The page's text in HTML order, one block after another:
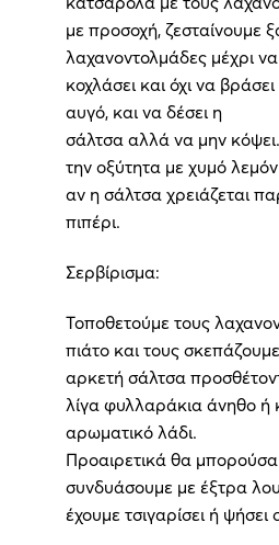
με προσοχή, ζεσταίνουμε
λαχανοντολμάδες μέχρι να
κοχλάσει και όχι να
αυγό, και να δέσει η
σάλτσα αλλά να μην
την οξύτητα με χυμό
αν η σάλτσα χρειάζεται
πιπέρι.
Σερβίρισμα:
Τοποθετούμε τους
πιάτο και τους
αρκετή σάλτσα
λίγα φυλλαράκια άνηθο ή
αρωματικό λάδι.
Προαιρετικά θα
συνδυάσουμε με έξτρα
έχουμε τσιγαρίσει ή ψήσει